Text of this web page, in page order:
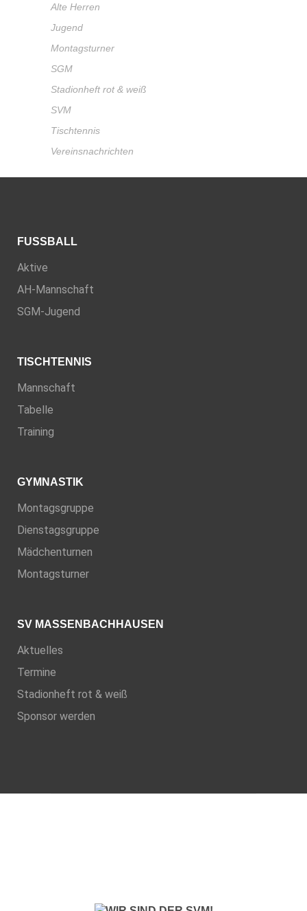
Alte Herren
Jugend
Montagsturner
SGM
Stadionheft rot & weiß
SVM
Tischtennis
Vereinsnachrichten
FUSSBALL
Aktive
AH-Mannschaft
SGM-Jugend
TISCHTENNIS
Mannschaft
Tabelle
Training
GYMNASTIK
Montagsgruppe
Dienstagsgruppe
Mädchenturnen
Montagsturner
SV MASSENBACHHAUSEN
Aktuelles
Termine
Stadionheft rot & weiß
Sponsor werden